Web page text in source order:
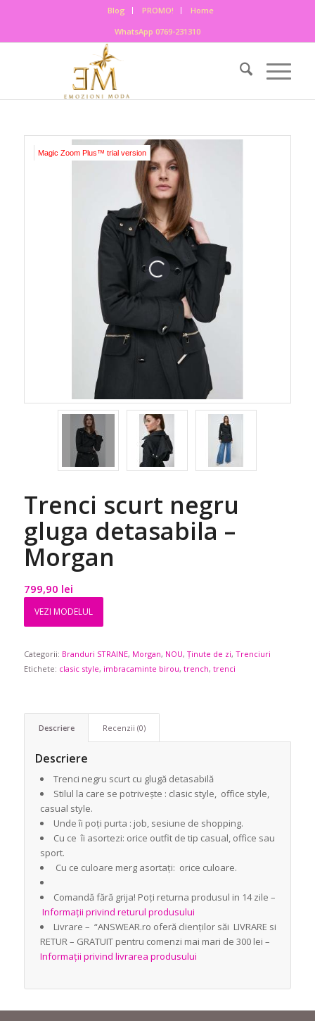
Blog PROMO!
Home
WhatsApp 0769-231310
Magic Zoom Plus™ trial version
Trenci scurt negru
gluga detasabila –
Morgan
799,90 lei
VEZI MODELUL
Categorii: Branduri STRAINE, Morgan, NOU, Ținute de zi, Trenciuri
Etichete: clasic style, imbracaminte birou, trench, trenci
Descriere Recenzii (0)
Descriere
Trenci negru scurt cu glugă detasabilă
Stilul la care se potrivește : clasic style, office style,
casual style.
Unde îi poți purta : job, sesiune de shopping.
Cu ce îi asortezi: orice outfit de tip casual, office sau
sport.
Cu ce culoare merg asortați: orice culoare.
Comandă fără grija! Poți returna produsul in 14 zile –
Informații privind returul produsului
Livrare – “ANSWEAR.ro oferă clienților săi LIVRARE si
RETUR – GRATUIT pentru comenzi mai mari de 300 lei –
Informații privind livrarea produsului